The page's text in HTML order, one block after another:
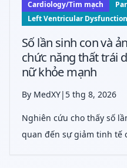
Cardiology/Tim mạch
Left Ventricular Dysfunction
Số lần sinh con và
chức năng thất trái
nữ khỏe mạnh
By MedXY| 5 thg 8, 2026
Nghiên cứu cho thấy số
quan đến sự giảm tinh tế